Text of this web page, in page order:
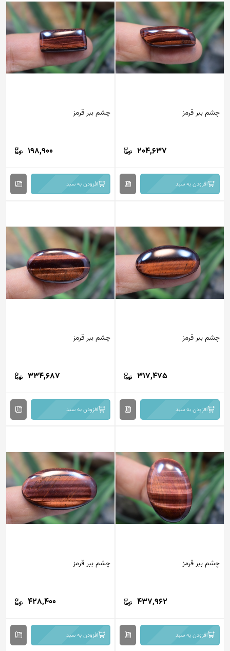
چشم ببر قرمز
204,637
افزودن به سبد
چشم ببر قرمز
198,900
افزودن به سبد
چشم ببر قرمز
317,475
افزودن به سبد
چشم ببر قرمز
334,687
افزودن به سبد
چشم ببر قرمز
437,962
افزودن به سبد
چشم ببر قرمز
428,400
افزودن به سبد